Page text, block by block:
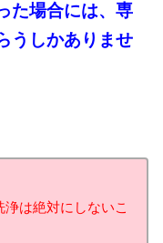
た場合には、専
うしかありませ
は絶対にしないこ